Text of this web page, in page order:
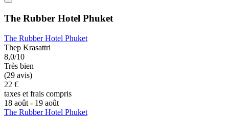
The Rubber Hotel Phuket
The Rubber Hotel Phuket
Thep Krasattri
8,0/10
Très bien
(29 avis)
22 €
taxes et frais compris
18 août - 19 août
The Rubber Hotel Phuket